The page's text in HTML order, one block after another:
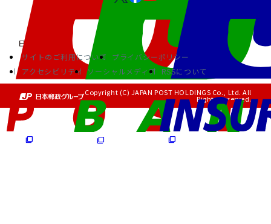
サイトのご利用について
プライバシーポリシー
アクセシビリティ
ソーシャルメディア RSSについて
Copyright (C) JAPAN POST HOLDINGS Co., Ltd. All
Rights Reserved.